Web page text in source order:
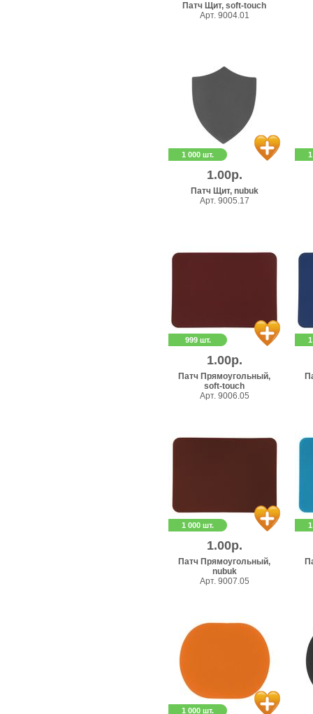
Патч Щит, soft-touch
Арт. 9004.01
1 000 шт.
1.00р.
Патч Щит, nubuk
Арт. 9005.17
999 шт.
1.00р.
Патч Прямоугольный,
soft-touch
Арт. 9006.05
1 000 шт.
1.00р.
Патч Прямоугольный,
nubuk
Арт. 9007.05
1 000 шт.